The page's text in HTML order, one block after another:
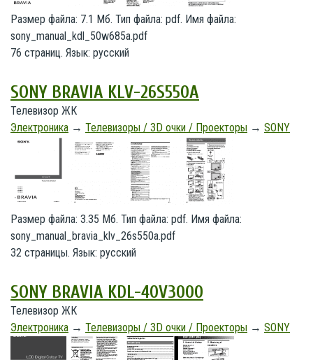
Размер файла: 7.1 Мб. Тип файла: pdf. Имя файла:
sony_manual_kdl_50w685a.pdf
76 страниц. Язык: русский
SONY BRAVIA KLV-26S550A
Телевизор ЖК
Электроника → Телевизоры / 3D очки / Проекторы → SONY
Размер файла: 3.35 Мб. Тип файла: pdf. Имя файла:
sony_manual_bravia_klv_26s550a.pdf
32 страницы. Язык: русский
SONY BRAVIA KDL-40V3000
Телевизор ЖК
Электроника → Телевизоры / 3D очки / Проекторы → SONY